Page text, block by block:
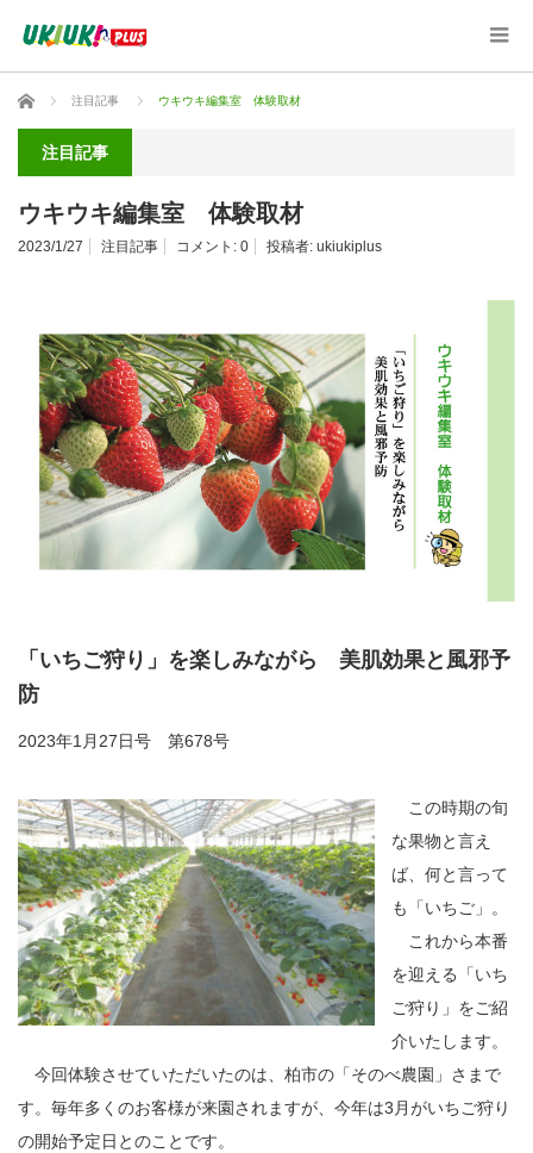
ホーム 注目記事 ウキウキ編集室 体験取材
注目記事
ウキウキ編集室 体験取材
2023/1/27 注目記事 コメント: 0 投稿者: ukiukiplus
「いちご狩り」を楽しみながら 美肌効果と風邪予
防
2023年1月27日号 第678号
この時期の旬
な果物と言え
ば、何と言って
も「いちご」。
これから本番
を迎える「いち
ご狩り」をご紹
介いたします。
今回体験させていただいたのは、柏市の「そのべ農園」さまで
す。毎年多くのお客様が来園されますが、今年は3月がいちご狩り
の開始予定日とのことです。